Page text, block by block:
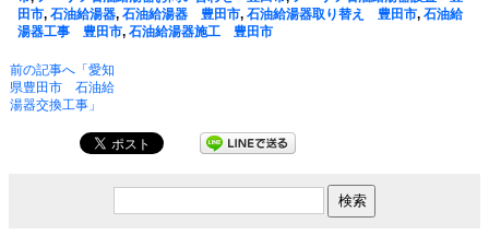
田市, 石油給湯器, 石油給湯器 豊田市, 石油給湯器取り替え 豊田市, 石油給
湯器工事 豊田市, 石油給湯器施工 豊田市
前の記事へ「愛知
県豊田市 石油給
湯器交換工事」